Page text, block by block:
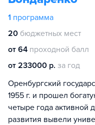
1 программа
20 бюджетных мест
от 64 проходной балл
от 233000 р. за год
Оренбургский
1955 г. и прошел
четыре года активной
развития вывели